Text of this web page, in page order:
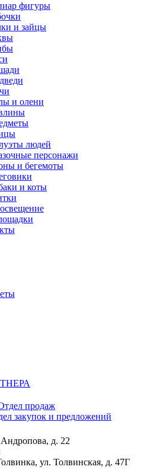
фигуры
и зайцы
и олени
людей
персонажи
и бегемоты
и коты
продаж
закупок и предложений
д. 22
ул. Толвинская, д. 47Г